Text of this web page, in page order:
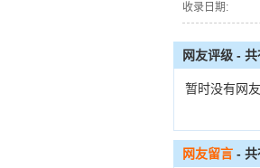
收录日期:
网友评级 -
暂时没有网友
网友留言 - 共